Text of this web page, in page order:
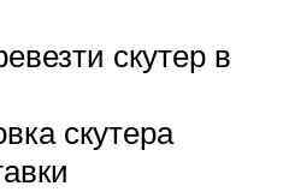
скутер в
скутера